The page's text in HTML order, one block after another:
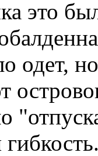
это
одет,